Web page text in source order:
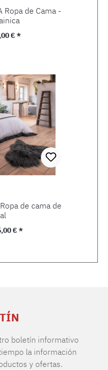
Ropa de Cama -
€ *
de cama de
€ *
boletín informativo
la información
y ofertas.